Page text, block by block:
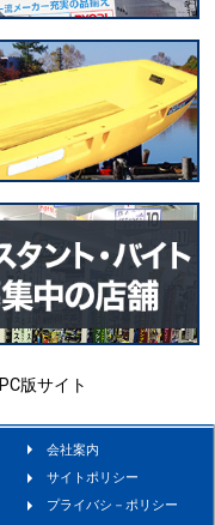
PC版サイト
会社案内
サイトポリシー
プライバシ－ポリシー